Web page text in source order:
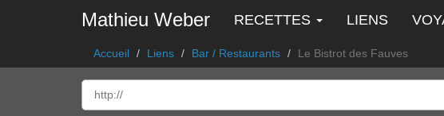
Mathieu Weber RECETTES LIENS
Accueil Liens Bar / Restaurants Le Bistrot des Fauves